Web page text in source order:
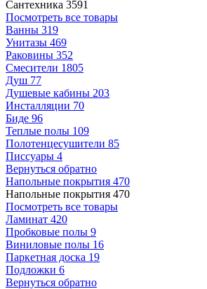
Сантехника 3591
Посмотреть все товары
Ванны 319
Унитазы 469
Раковины 352
Смесители 1805
Душ 77
Душевые кабины 203
Инсталляции 70
Биде 96
Теплые полы 109
Полотенцесушители 85
Писсуары 4
Вернуться обратно
Напольные покрытия 470
Напольные покрытия 470
Посмотреть все товары
Ламинат 420
Пробковые полы 9
Виниловые полы 16
Паркетная доска 19
Подложки 6
Вернуться обратно